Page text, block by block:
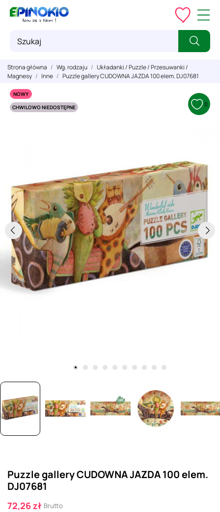
Strona główna Wg. rodzaju
Układanki / Puzzle / Przesuwanki /
Magnesy
Inne Puzzle gallery CUDOWNA JAZDA 100 elem. DJ07681
NOWY
CHWILOWO NIEDOSTĘPNE
0
Puzzle gallery CUDOWNA JAZDA 100 elem.
DJ07681
72,26 zł Brutto